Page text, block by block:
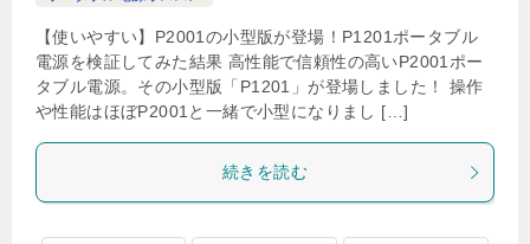
【使いやすい】P2001の小型版が登場！P1201ポータブル
電源を検証してみた結果 高性能で信頼性の高いP2001ポー
タブル電源。その小型版「P1201」が登場しました！ 操作
や性能はほぼP2001と一緒で小型になりまし […]
続きを読む